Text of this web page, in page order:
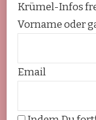
Krümel-Infos
Vorname oder
Email